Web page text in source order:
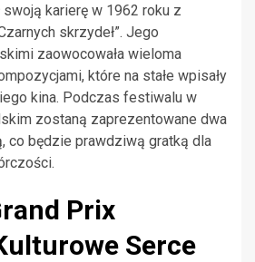
karierę w 1962 roku z
skrzydeł”. Jego
zaowocowała wieloma
które na stałe wpisały
kina. Podczas festiwalu w
zostaną zaprezentowane dwa
co będzie prawdziwą gratką dla
Prix
Serce